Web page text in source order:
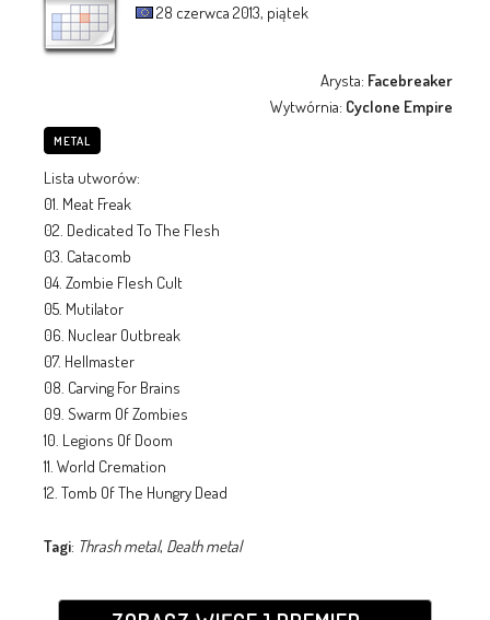
28 czerwca 2013, piątek
Arysta: Facebreaker
Wytwórnia: Cyclone Empire
METAL
Lista utworów:
01. Meat Freak
02. Dedicated To The Flesh
03. Catacomb
04. Zombie Flesh Cult
05. Mutilator
06. Nuclear Outbreak
07. Hellmaster
08. Carving For Brains
09. Swarm Of Zombies
10. Legions Of Doom
11. World Cremation
12. Tomb Of The Hungry Dead
Tagi: Thrash metal, Death metal